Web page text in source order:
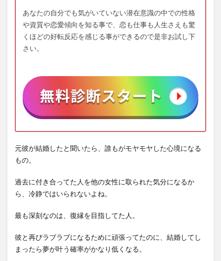
あなたの自分でも気がいていない潜在意識の中での性格
や資質や恋愛傾向を知る事で、恋も仕事も人生さえも驚
くほどの好転反応を感じる事ができるので是非お試し下
さい。
元彼が結婚したと聞いたら、誰もがモヤモヤした心境になる
もの。
過去に付き合ってた人を他の女性に取られた気分になるか
ら、冷静ではいられないよね。
最も深刻なのは、復縁を目指してた人。
彼と再びラブラブになるために頑張ってたのに、結婚してし
まったら夢が叶う確率がかなり低くなる。